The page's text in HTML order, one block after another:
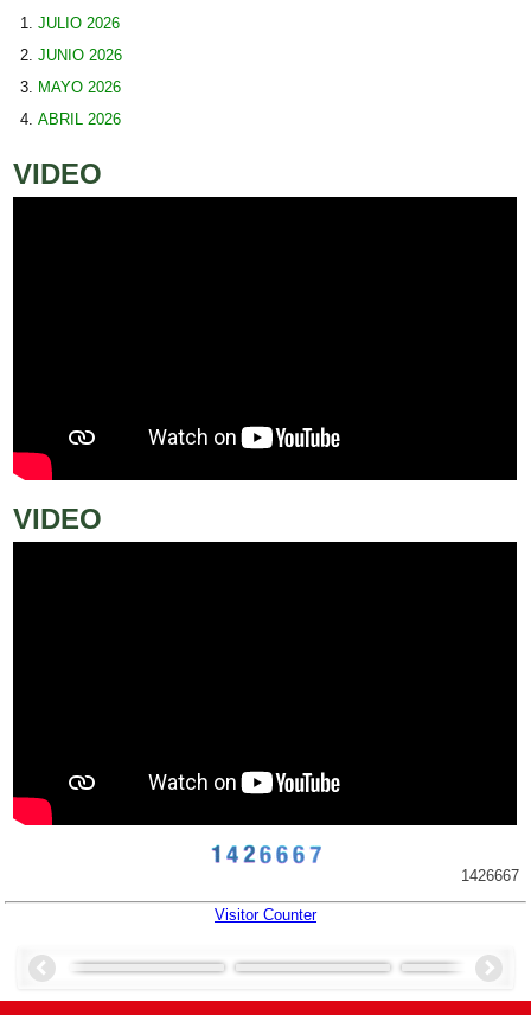
JULIO 2026
JUNIO 2026
MAYO 2026
ABRIL 2026
VIDEO
VIDEO
1426667
Visitor Counter